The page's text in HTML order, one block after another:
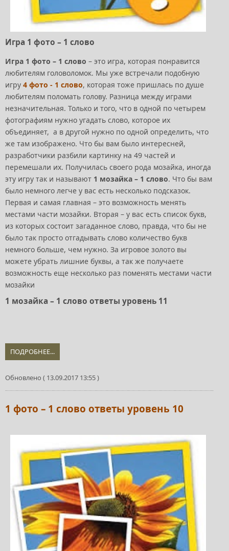
Игра 1 фото – 1 слово
Игра 1 фото – 1 слово – это игра, которая понравится
любителям головоломок. Мы уже встречали подобную
игру 4 фото - 1 слово, которая тоже пришлась по душе
любителям поломать голову. Разница между играми
незначительная. Только и того, что в одной по четырем
фотографиям нужно угадать слово, которое их
объединяет, а в другой нужно по одной определить, что
же там изображено. Что бы вам было интересней,
разработчики разбили картинку на 49 частей и
перемешали их. Получилась своего рода мозайка, иногда
эту игру так и называют 1 мозайка – 1 слово. Что бы вам
было немного легче у вас есть несколько подсказок.
Первая и самая главная – это возможность менять
местами части мозайки. Вторая – у вас есть список букв,
из которых состоит загаданное слово, правда, что бы не
было так просто отгадывать слово количество букв
немного больше, чем нужно. За игровое золото вы
можете убрать лишние буквы, а так же получаете
возможность еще несколько раз поменять местами части
мозайки
1 мозайка – 1 слово ответы уровень 11
ПОДРОБНЕЕ...
Обновлено ( 13.09.2017 13:55 )
1 фото – 1 слово ответы уровень 10